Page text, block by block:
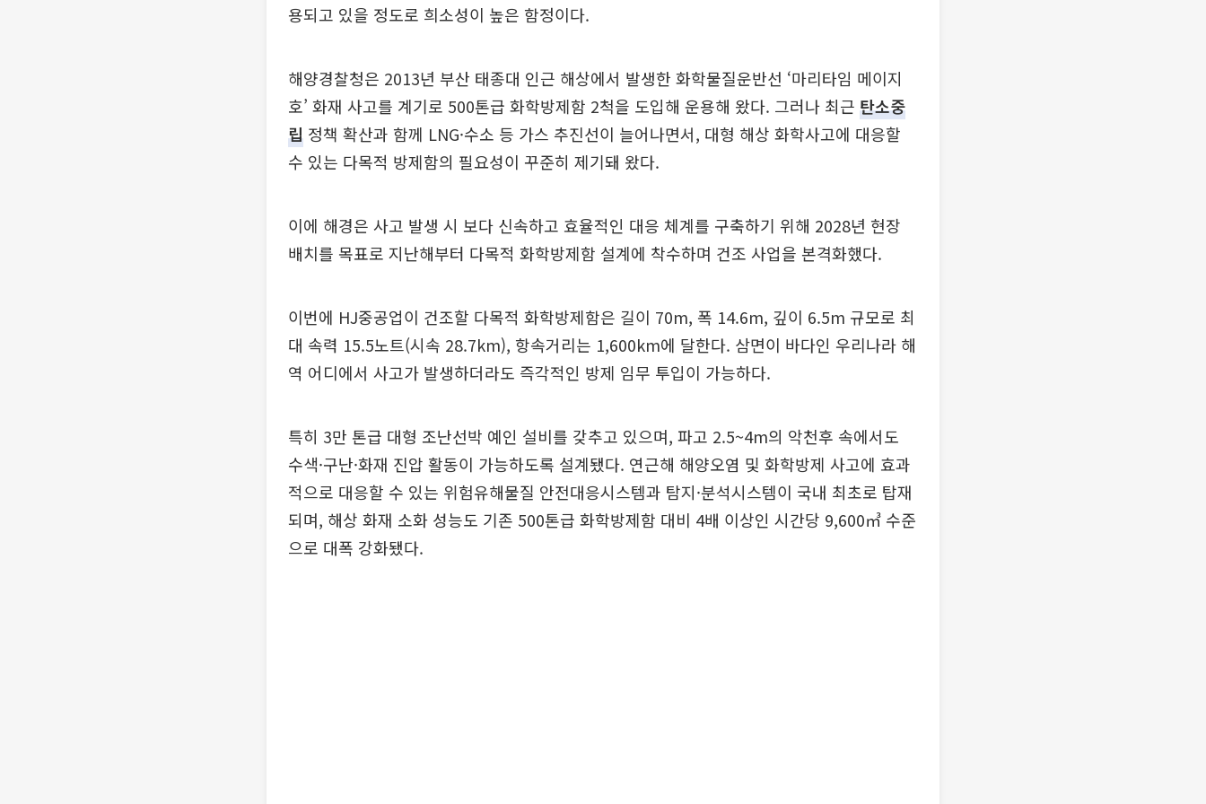
용되고 있을 정도로 희소성이 높은 함정이다.
해양경찰청은 2013년 부산 태종대 인근 해상에서 발생한 화학물질운반선 ‘마리타임 메이지
호’ 화재 사고를 계기로 500톤급 화학방제함 2척을 도입해 운용해 왔다. 그러나 최근 탄소중
립 정책 확산과 함께 LNG·수소 등 가스 추진선이 늘어나면서, 대형 해상 화학사고에 대응할
수 있는 다목적 방제함의 필요성이 꾸준히 제기돼 왔다.
이에 해경은 사고 발생 시 보다 신속하고 효율적인 대응 체계를 구축하기 위해 2028년 현장
배치를 목표로 지난해부터 다목적 화학방제함 설계에 착수하며 건조 사업을 본격화했다.
이번에 HJ중공업이 건조할 다목적 화학방제함은 길이 70m, 폭 14.6m, 깊이 6.5m 규모로 최
대 속력 15.5노트(시속 28.7km), 항속거리는 1,600km에 달한다. 삼면이 바다인 우리나라 해
역 어디에서 사고가 발생하더라도 즉각적인 방제 임무 투입이 가능하다.
특히 3만 톤급 대형 조난선박 예인 설비를 갖추고 있으며, 파고 2.5~4m의 악천후 속에서도
수색·구난·화재 진압 활동이 가능하도록 설계됐다. 연근해 해양오염 및 화학방제 사고에 효과
적으로 대응할 수 있는 위험유해물질 안전대응시스템과 탐지·분석시스템이 국내 최초로 탑재
되며, 해상 화재 소화 성능도 기존 500톤급 화학방제함 대비 4배 이상인 시간당 9,600㎥ 수준
으로 대폭 강화됐다.